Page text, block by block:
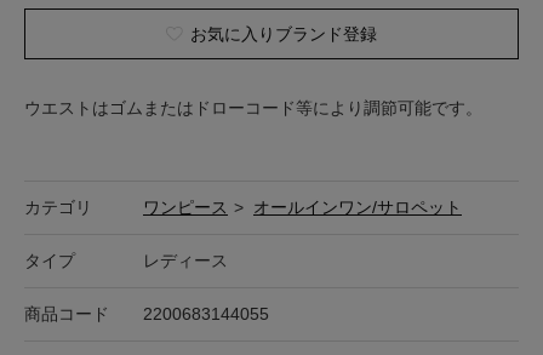
お気に入りブランド登録
ウエストはゴムまたはドローコード等により調節可能です。
カテゴリ ワンピース > オールインワン/サロペット
タイプ レディース
商品コード 2200683144055